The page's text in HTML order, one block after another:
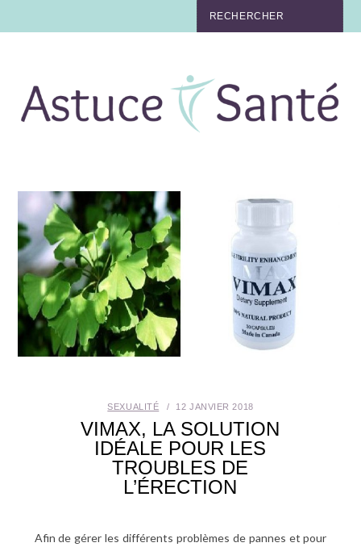
TABAC
NUTRITION
MÉDECINE
MÉDECINE DOUCE
BIEN-ÊTRE
SEXUALITÉ
SEXUALITÉ 12 JANVIER 2018
VIMAX, LA SOLUTION
IDÉALE POUR LES
TROUBLES DE
L’ÉRECTION
Afin de gérer les différents problèmes de pannes et pour